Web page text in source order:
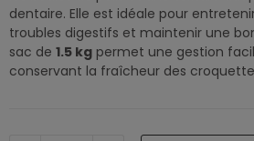
dentaire. Elle est idéale pour
troubles digestifs et maintenir une
sac de 1.5 kg permet une gestion
conservant la fraîcheur des